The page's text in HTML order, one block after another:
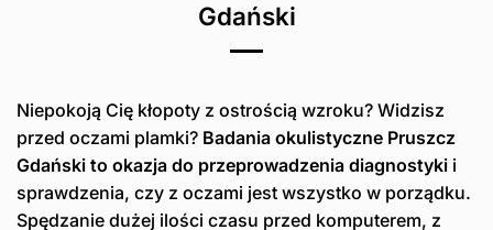
Gdański
Niepokoją Cię kłopoty z ostrością wzroku? Widzisz
przed oczami plamki? Badania okulistyczne Pruszcz
Gdański to okazja do przeprowadzenia diagnostyki i
sprawdzenia, czy z oczami jest wszystko w porządku.
Spędzanie dużej ilości czasu przed komputerem, z